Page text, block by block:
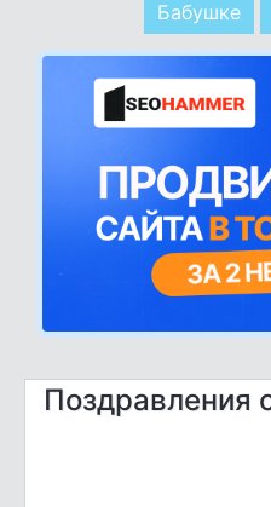
Бабушке
Поздравления